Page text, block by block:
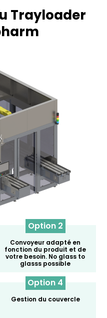
Trayloader
Option 2
Convoyeur adapté en
fonction du produit et de
votre besoin. No glass to
glasss possible
Option 4
Gestion du couvercle